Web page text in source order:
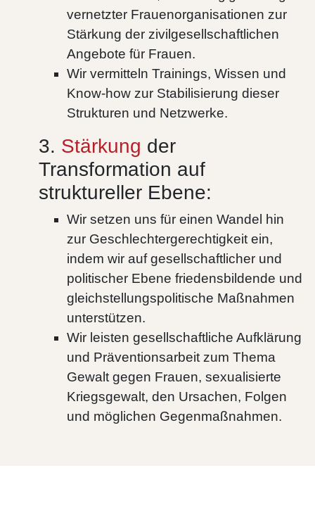
vernetzter Frauenorganisationen zur
Stärkung der zivilgesellschaftlichen
Angebote für Frauen.
Wir vermitteln Trainings, Wissen und
Know-how zur Stabilisierung dieser
Strukturen und Netzwerke.
3. Stärkung der
Transformation auf
struktureller Ebene:
Wir setzen uns für einen Wandel hin
zur Geschlechtergerechtigkeit ein,
indem wir auf gesellschaftlicher und
politischer Ebene friedensbildende und
gleichstellungspolitische Maßnahmen
unterstützen.
Wir leisten gesellschaftliche Aufklärung
und Präventionsarbeit zum Thema
Gewalt gegen Frauen, sexualisierte
Kriegsgewalt, den Ursachen, Folgen
und möglichen Gegenmaßnahmen.